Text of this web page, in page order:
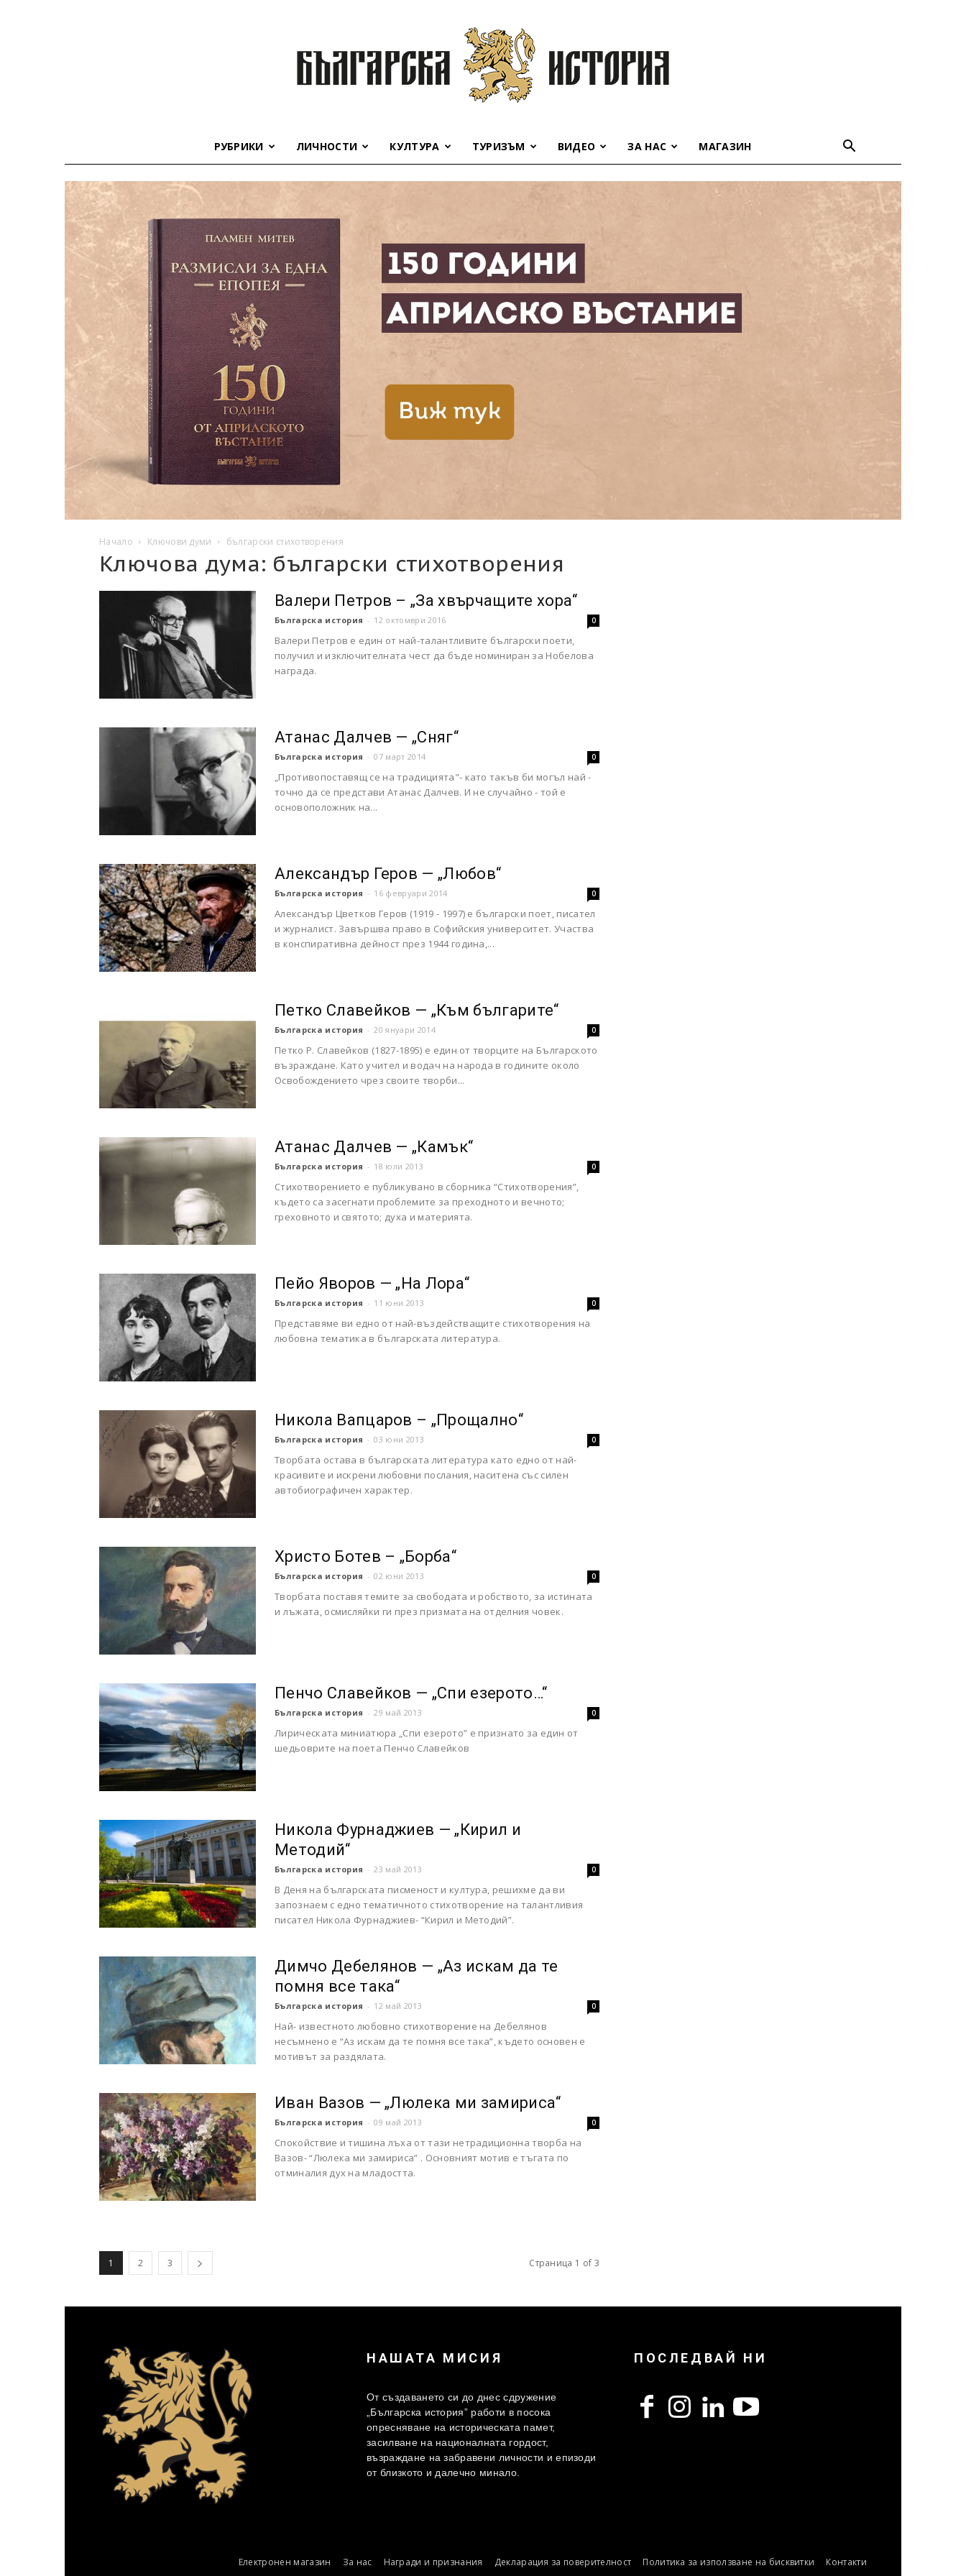
история
РУБРИКИ ЛИЧНОСТИ КУЛТУРА ТУРИЗЪМ ВИДЕО ЗА НАС МАГАЗИН
Начало Ключови думи български стихотворения
Ключова дума: български стихотворения
Валери Петров – „За хвърчащите хора“
Българска история - 12 октомври 2016 0
Валери Петров е един от най-талантливите български поети,
получил и изключителната чест да бъде номиниран за Нобелова
награда.
Атанас Далчев — „Сняг“
Българска история - 07 март 2014 0
„Противопоставящ се на традицията"- като такъв би могъл най -
точно да се представи Атанас Далчев. И не случайно - той е
основоположник на...
Александър Геров — „Любов“
Българска история - 16 февруари 2014 0
Александър Цветков Геров (1919 - 1997) е български поет, писател
и журналист. Завършва право в Софийския университет. Участва
в конспиративна дейност през 1944 година,...
Петко Славейков — „Към българите“
Българска история - 20 януари 2014 0
Петко Р. Славейков (1827-1895) е един от творците на Българското
възраждане. Като учител и водач на народа в годините около
Освобождението чрез своите творби...
Атанас Далчев — „Камък“
Българска история - 18 юли 2013 0
Стихотворението е публикувано в сборника “Стихотворения”,
където са засегнати проблемите за преходното и вечното;
греховното и святото; духа и материята.
Пейо Яворов — „На Лора“
Българска история - 11 юни 2013 0
Представяме ви едно от най-въздействащите стихотворения на
любовна тематика в българската литература.
Никола Вапцаров – „Прощално“
Българска история - 03 юни 2013 0
Творбата остава в българската литература като едно от най-
красивите и искрени любовни послания, наситена със силен
автобиографичен характер.
Христо Ботев – „Борба“
Българска история - 02 юни 2013 0
Творбата поставя темите за свободата и робството, за истината
и лъжата, осмисляйки ги през призмата на отделния човек.
Пенчо Славейков — „Спи езерото…“
Българска история - 29 май 2013 0
Лирическата миниатюра „Спи езерото” е признато за един от
шедьоврите на поета Пенчо Славейков
Никола Фурнаджиев — „Кирил и
Методий“
Българска история - 23 май 2013 0
В Деня на българската писменост и култура, решихме да ви
запознаем с едно тематичното стихотворение на талантливия
писател Никола Фурнаджиев- “Кирил и Методий”.
Димчо Дебелянов — „Аз искам да те
помня все така“
Българска история - 12 май 2013 0
Най- известното любовно стихотворение на Дебелянов
несъмнено е “Аз искам да те помня все така”, където основен е
мотивът за раздялата.
Иван Вазов — „Люлека ми замириса“
Българска история - 09 май 2013 0
Спокойствие и тишина лъха от тази нетрадиционна творба на
Вазов- “Люлека ми замириса” . Основният мотив е тъгата по
отминалия дух на младостта.
1 2 3 Страница 1 of 3
НАШАТА МИСИЯ
От създаването си до днес сдружение
„Българска история” работи в посока
опресняване на историческата памет,
засилване на националната гордост,
възраждане на забравени личности и епизоди
от близкото и далечно минало.
ПОСЛЕДВАЙ НИ
Електронен магазин За нас Награди и признания Декларация за поверителност Политика за използване на бисквитки Контакти